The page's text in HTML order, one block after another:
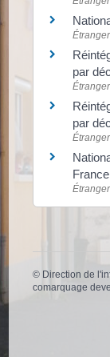
par
par
© Direction de
comarquage